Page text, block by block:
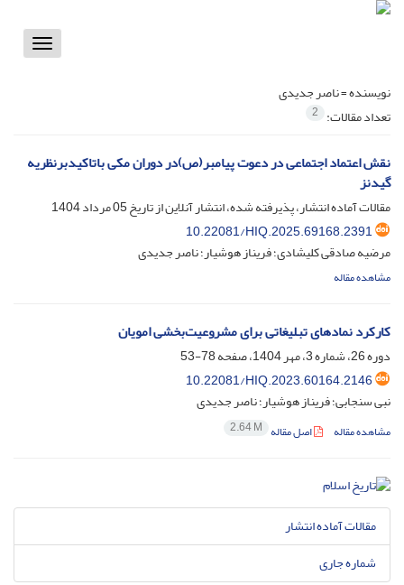
Toggle
نویسنده =ناصر جدیدی
تعداد مقالات: 2
نقش اعتماد اجتماعی در دعوت پیامبر(ص)در دوران مکی باتاکیدبرنظریه
گیدنز
مقالات آماده انتشار، پذیرفته شده، انتشار آنلاین از تاریخ05 مرداد 1404
10.22081/HIQ.2025.69168.2391
مرضیه صادقی کلیشادی؛ فریناز هوشیار؛ ناصر جدیدی
مشاهده مقاله
کارکرد نمادهای تبلیغاتی برای مشروعیت‌بخشی امویان
دوره 26، شماره 3، مهر 1404، صفحه
78-53
10.22081/HIQ.2023.60164.2146
نبی سنجابی؛ فریناز هوشیار؛ ناصر جدیدی
مشاهده مقاله اصل مقاله 2.64 M
مقالات آماده انتشار
شماره جاری